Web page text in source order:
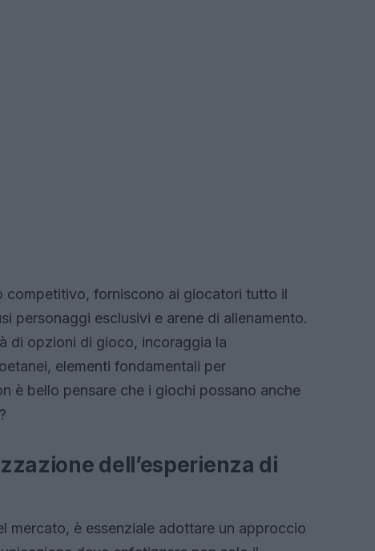
competitivo, forniscono ai giocatori tutto il
personaggi esclusivi e arene di allenamento.
di opzioni di gioco, incoraggia la
elementi fondamentali per
è bello pensare che i giochi possano anche
dell’esperienza di
mercato, è essenziale adottare un approccio